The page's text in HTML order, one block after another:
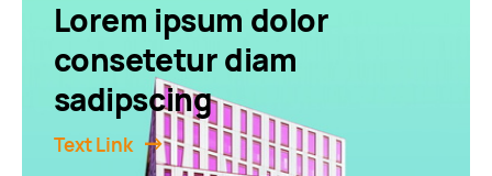
Lorem ipsum dolor
consetetur diam
sadipscing
Text Link